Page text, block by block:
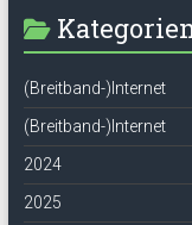
(Breitband-)Internet
(Breitband-)Internet
2024
2025